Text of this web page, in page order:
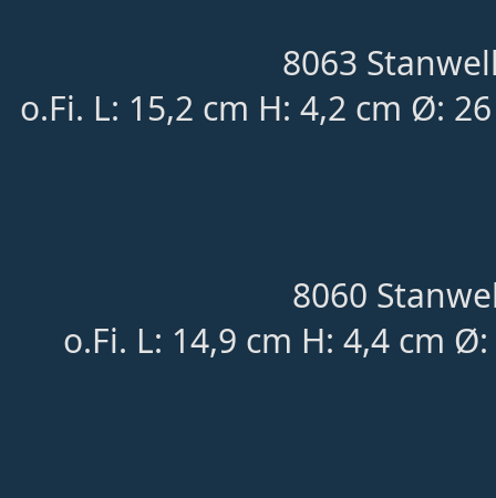
8063
o.Fi. L: 15,2 cm H: 4,2 cm Ø:
8060
o.Fi. L: 14,9 cm H: 4,4 cm